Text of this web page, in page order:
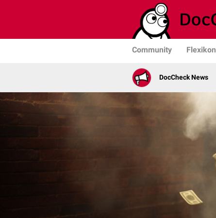
Community Flexikon
DocCheck News